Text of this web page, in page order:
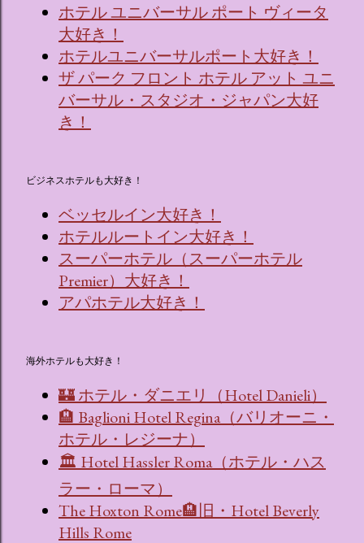
ホテル ユニバーサル ポート ヴィータ
大好き！
ホテルユニバーサルポート大好き！
ザ パーク フロント ホテル アット ユニ
バーサル・スタジオ・ジャパン大好
き！
ビジネスホテルも大好き！
ベッセルイン大好き！
ホテルルートイン大好き！
スーパーホテル（スーパーホテル
Premier）大好き！
アパホテル大好き！
海外ホテルも大好き！
🏰 ホテル・ダニエリ（Hotel Danieli）
🏨 Baglioni Hotel Regina（バリオーニ・
ホテル・レジーナ）
🏛 Hotel Hassler Roma（ホテル・ハス
ラー・ローマ）
The Hoxton Rome🏨旧・Hotel Beverly
Hills Rome